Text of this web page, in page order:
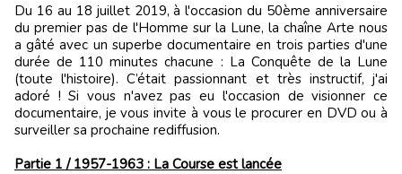
Du 16 au 18 juillet 2019, à l'occasion du 50ème anniversaire
du premier pas de l'Homme sur la Lune, la chaîne Arte nous
a gâté avec un superbe documentaire en trois parties d'une
durée de 110 minutes chacune : La Conquête de la Lune
(toute l'histoire). C’était passionnant et très instructif, j'ai
adoré ! Si vous n'avez pas eu l'occasion de visionner ce
documentaire, je vous invite à vous le procurer en DVD ou à
surveiller sa prochaine rediffusion.
Partie 1 / 1957-1963 : La Course est lancée